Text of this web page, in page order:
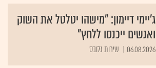
ג'יימי דיימון: "מישהו יטלטל את השוק
ואנשים ייכנסו ללחץ"
06.08.2026 שירות גלובס